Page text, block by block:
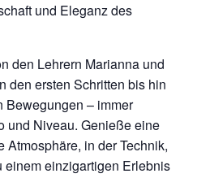
und Eleganz des
den Lehrern Marianna und
den ersten Schritten bis hin
Bewegungen – immer
und Niveau. Genieße eine
in der Technik,
einem einzigartigen Erlebnis